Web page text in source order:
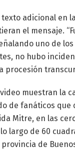
adicional en
el mensaje.
uno de
no hubo
procesión
muestran
de fanáticos
Mitre, en las
largo de 60
de